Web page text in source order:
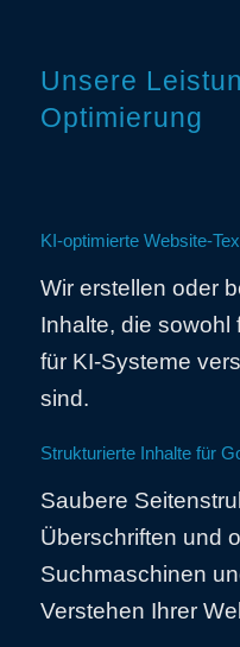
Unsere
Optimierung
KI-optimierte Website-
Wir erstellen oder
Inhalte, die sowohl
für KI-Systeme
sind.
Strukturierte Inhalte für
Saubere
Überschriften und
Suchmaschinen
Verstehen Ihrer